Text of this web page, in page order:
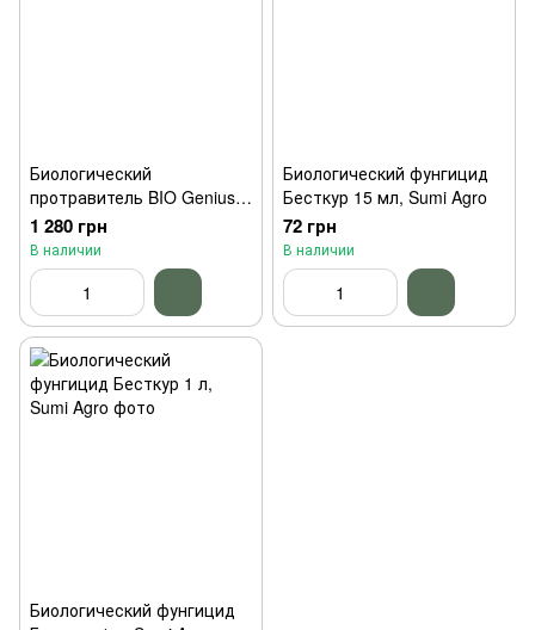
Биологический
протравитель BIO Genius
Комбо 4л
1 280 грн
В наличии
Биологический фунгицид
Бесткур 15 мл, Sumi Agro
72 грн
В наличии
Биологический фунгицид